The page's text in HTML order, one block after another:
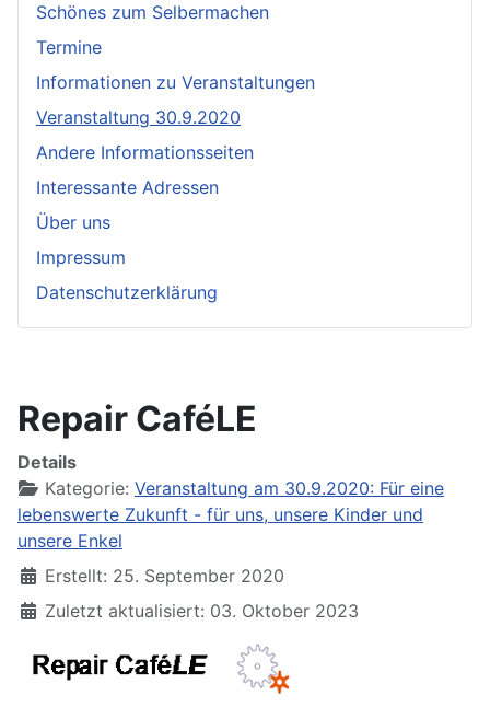
Schönes zum Selbermachen
Termine
Informationen zu Veranstaltungen
Veranstaltung 30.9.2020
Andere Informationsseiten
Interessante Adressen
Über uns
Impressum
Datenschutzerklärung
Repair CaféLE
Details
Kategorie: Veranstaltung am 30.9.2020: Für eine
lebenswerte Zukunft - für uns, unsere Kinder und
unsere Enkel
Erstellt: 25. September 2020
Zuletzt aktualisiert: 03. Oktober 2023